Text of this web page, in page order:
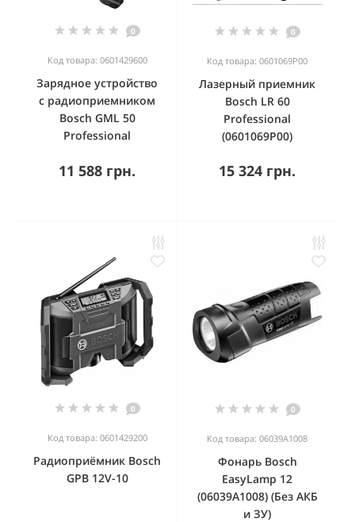
0
Код товара: 0601429600
Зарядное устройство
с радиоприемником
Bosch GML 50
Professional
11 588 грн.
0
Код товара: 0601069P00
Лазерный приемник
Bosch LR 60
Professional
(0601069P00)
15 324 грн.
0
Код товара: 0601429200
Радиоприёмник Bosch
GPB 12V-10
0
Код товара: 06039A1008
Фонарь Bosch
EasyLamp 12
(06039A1008) (Без АКБ
и ЗУ)